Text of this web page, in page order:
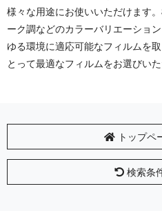
様々な用途にお使いいただけます
ーク調などのカラーバリエーショ
ゆる環境に適応可能なフィルムを
とって最適なフィルムをお選びいた
トップペ
検索条